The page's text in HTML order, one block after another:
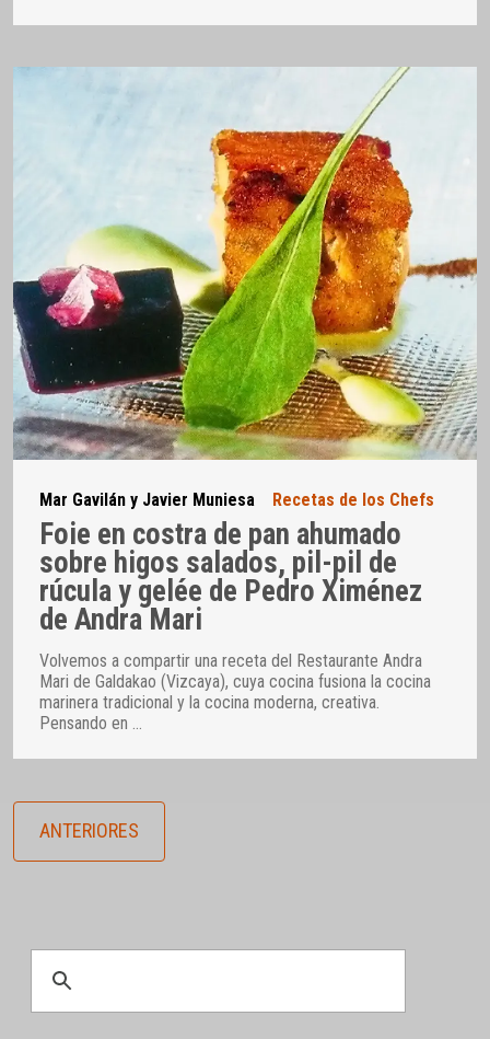
Mar Gavilán y Javier Muniesa Recetas de los Chefs
Foie en costra de pan ahumado
sobre higos salados, pil-pil de
rúcula y gelée de Pedro Ximénez
de Andra Mari
Volvemos a compartir una receta del Restaurante Andra
Mari de Galdakao (Vizcaya), cuya cocina fusiona la cocina
marinera tradicional y la cocina moderna, creativa.
Pensando en
ANTERIORES